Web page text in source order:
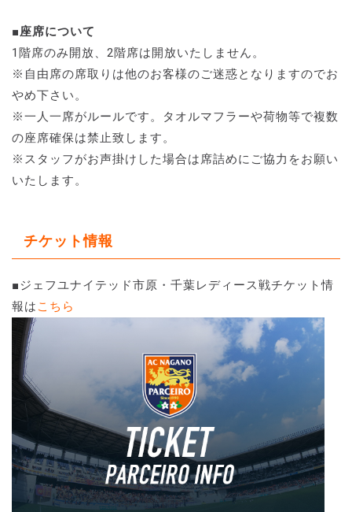
■座席について
1階席のみ開放、2階席は開放いたしません。
※自由席の席取りは他のお客様のご迷惑となりますのでお
やめ下さい。
※一人一席がルールです。タオルマフラーや荷物等で複数
の座席確保は禁止致します。
※スタッフがお声掛けした場合は席詰めにご協力をお願い
いたします。
チケット情報
■ジェフユナイテッド市原・千葉レディース戦チケット情
報は こちら